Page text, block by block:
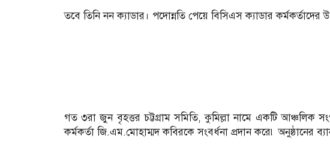
তবে তিনি নন ক্যাডার। পদোন্নতি পেয়ে বিসিএস ক্যাডার কর্মকর্তাদের
গত ৩রা জুন বৃহত্তর চট্টগ্রাম সমিতি, কুমিল্লা নামে একটি আঞ্চলিক
কর্মকর্তা জি.এম.মোহাম্মদ কবিরকে সংবর্ধনা প্রদান করে৷ অনুষ্ঠানের